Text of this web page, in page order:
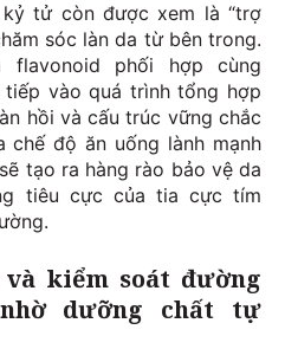
tử còn được xem là “trợ
sóc làn da từ bên trong.
flavonoid phối hợp cùng
vào quá trình tổng hợp
hồi và cấu trúc vững chắc
độ ăn uống lành mạnh
tạo ra hàng rào bảo vệ da
tiêu cực của tia cực tím
kiểm soát đường
dưỡng chất tự